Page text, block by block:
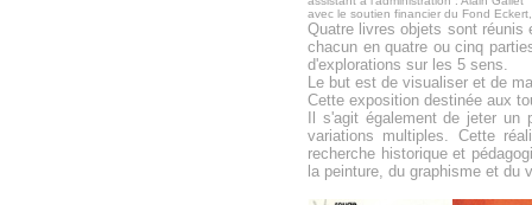
avec le soutien financier du Fond
Quatre livres objets sont réunis
chacun en quatre ou cinq
d'explorations sur les 5 sens.
Le but est de visualiser et de
Cette exposition destinée aux
Il s'agit également de jeter
variations multiples. Cette
recherche historique et
la peinture, du graphisme et du